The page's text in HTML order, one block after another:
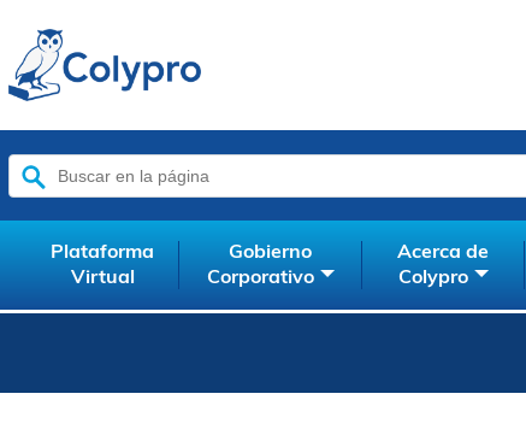
Buscar:
Plataforma
Virtual
Gobierno
Corporativo
Acerca de
Colypro